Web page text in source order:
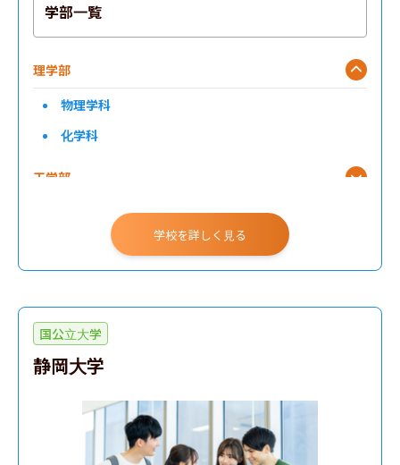
学部一覧
理学部
物理学科
化学科
工学部
学校を詳しく見る
国公立大学
静岡大学